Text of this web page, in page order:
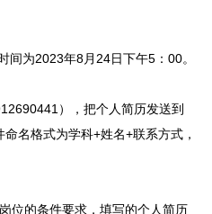
间为2023年8月24日下午5：00。
），把个人简历发送到
名格式为学科+姓名+联系方式，
位的条件要求，填写的个人简历